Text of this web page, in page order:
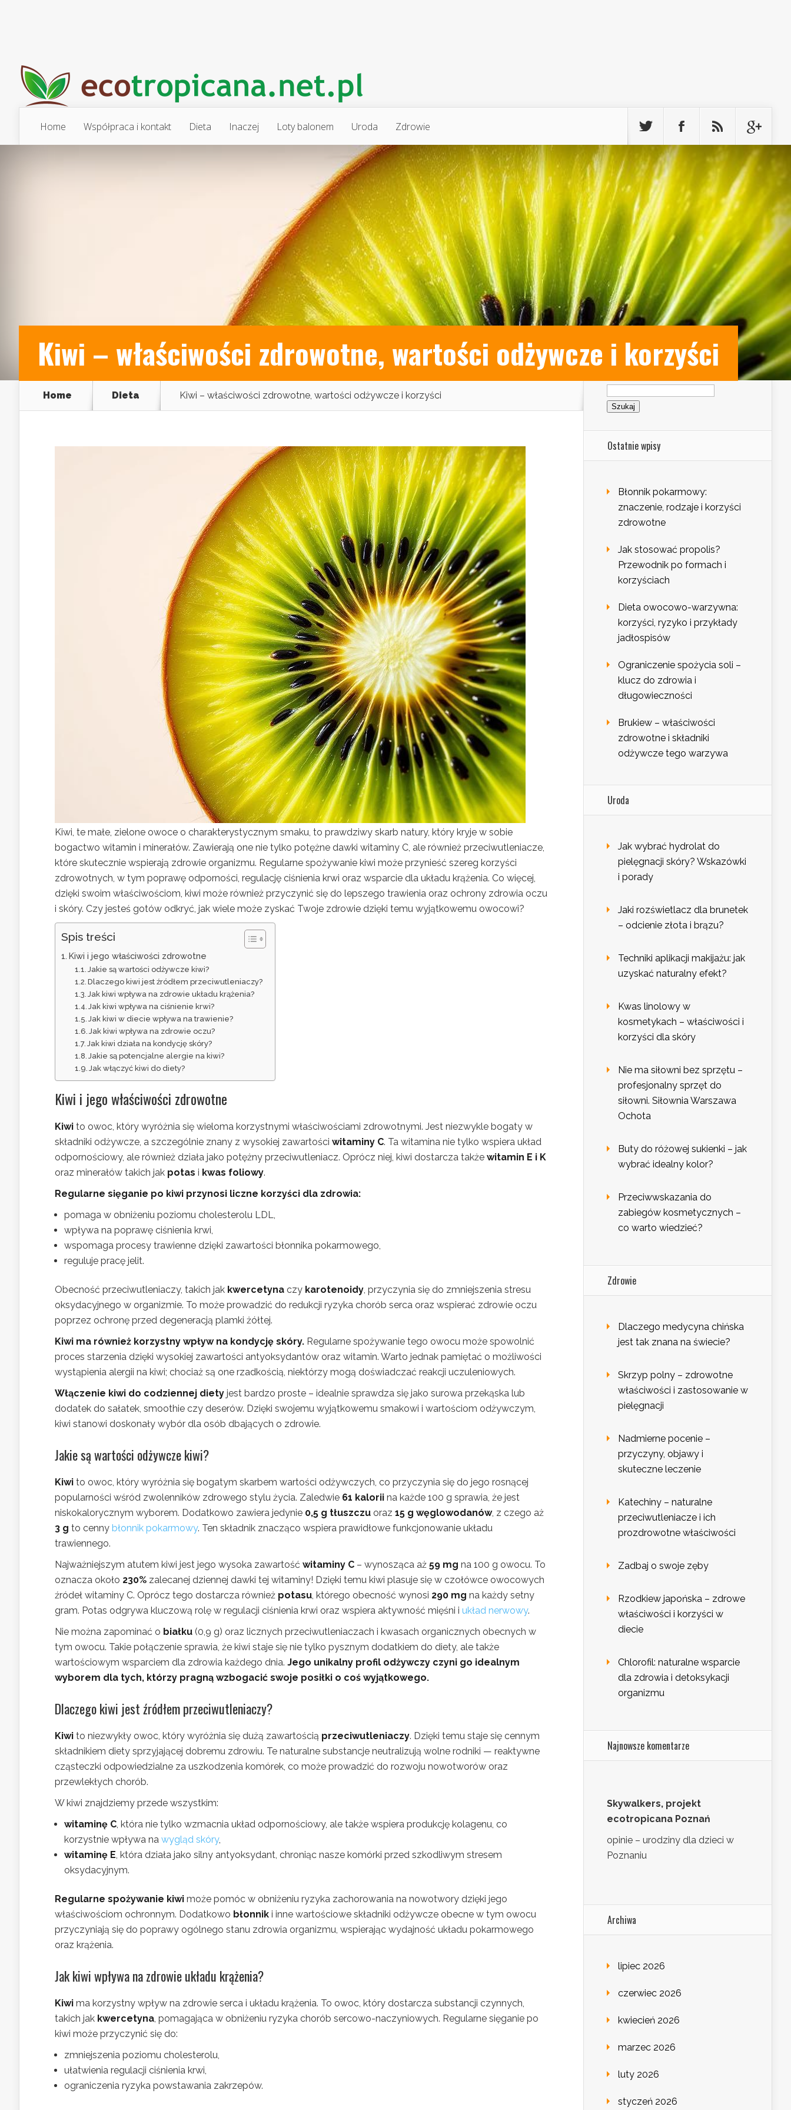
Home Współpraca i kontakt Dieta Inaczej Loty balonem Uroda Zdrowie
Kiwi – właściwości zdrowotne, wartości odżywcze i korzyści
Home Dieta Kiwi – właściwości zdrowotne, wartości odżywcze i korzyści
Kiwi, te małe, zielone owoce o charakterystycznym smaku, to prawdziwy skarb natury, który kryje w sobie
bogactwo witamin i minerałów. Zawierają one nie tylko potężne dawki witaminy C, ale również przeciwutleniacze,
które skutecznie wspierają zdrowie organizmu. Regularne spożywanie kiwi może przynieść szereg korzyści
zdrowotnych, w tym poprawę odporności, regulację ciśnienia krwi oraz wsparcie dla układu krążenia. Co więcej,
dzięki swoim właściwościom, kiwi może również przyczynić się do lepszego trawienia oraz ochrony zdrowia oczu
i skóry. Czy jesteś gotów odkryć, jak wiele może zyskać Twoje zdrowie dzięki temu wyjątkowemu owocowi?
Spis treści
Kiwi i jego właściwości zdrowotne
Jakie są wartości odżywcze kiwi?
Dlaczego kiwi jest źródłem przeciwutleniaczy?
Jak kiwi wpływa na zdrowie układu krążenia?
Jak kiwi wpływa na ciśnienie krwi?
Jak kiwi w diecie wpływa na trawienie?
Jak kiwi wpływa na zdrowie oczu?
Jak kiwi działa na kondycję skóry?
Jakie są potencjalne alergie na kiwi?
Jak włączyć kiwi do diety?
Kiwi i jego właściwości zdrowotne
Kiwi to owoc, który wyróżnia się wieloma korzystnymi właściwościami zdrowotnymi. Jest niezwykle bogaty w
składniki odżywcze, a szczególnie znany z wysokiej zawartości witaminy C. Ta witamina nie tylko wspiera układ
odpornościowy, ale również działa jako potężny przeciwutleniacz. Oprócz niej, kiwi dostarcza także witamin E i K
oraz minerałów takich jak potas i kwas foliowy.
Regularne sięganie po kiwi przynosi liczne korzyści dla zdrowia:
pomaga w obniżeniu poziomu cholesterolu LDL,
wpływa na poprawę ciśnienia krwi,
wspomaga procesy trawienne dzięki zawartości błonnika pokarmowego,
reguluje pracę jelit.
Obecność przeciwutleniaczy, takich jak kwercetyna czy karotenoidy, przyczynia się do zmniejszenia stresu
oksydacyjnego w organizmie. To może prowadzić do redukcji ryzyka chorób serca oraz wspierać zdrowie oczu
poprzez ochronę przed degeneracją plamki żółtej.
Kiwi ma również korzystny wpływ na kondycję skóry. Regularne spożywanie tego owocu może spowolnić
proces starzenia dzięki wysokiej zawartości antyoksydantów oraz witamin. Warto jednak pamiętać o możliwości
wystąpienia alergii na kiwi; chociaż są one rzadkością, niektórzy mogą doświadczać reakcji uczuleniowych.
Włączenie kiwi do codziennej diety jest bardzo proste – idealnie sprawdza się jako surowa przekąska lub
dodatek do sałatek, smoothie czy deserów. Dzięki swojemu wyjątkowemu smakowi i wartościom odżywczym,
kiwi stanowi doskonały wybór dla osób dbających o zdrowie.
Jakie są wartości odżywcze kiwi?
Kiwi to owoc, który wyróżnia się bogatym skarbem wartości odżywczych, co przyczynia się do jego rosnącej
popularności wśród zwolenników zdrowego stylu życia. Zaledwie 61 kalorii na każde 100 g sprawia, że jest
niskokalorycznym wyborem. Dodatkowo zawiera jedynie 0,5 g tłuszczu oraz 15 g węglowodanów, z czego aż
3 g to cenny błonnik pokarmowy. Ten składnik znacząco wspiera prawidłowe funkcjonowanie układu
trawiennego.
Najważniejszym atutem kiwi jest jego wysoka zawartość witaminy C – wynosząca aż 59 mg na 100 g owocu. To
oznacza około 230% zalecanej dziennej dawki tej witaminy! Dzięki temu kiwi plasuje się w czołówce owocowych
źródeł witaminy C. Oprócz tego dostarcza również potasu, którego obecność wynosi 290 mg na każdy setny
gram. Potas odgrywa kluczową rolę w regulacji ciśnienia krwi oraz wspiera aktywność mięśni i układ nerwowy.
Nie można zapominać o białku (0,9 g) oraz licznych przeciwutleniaczach i kwasach organicznych obecnych w
tym owocu. Takie połączenie sprawia, że kiwi staje się nie tylko pysznym dodatkiem do diety, ale także
wartościowym wsparciem dla zdrowia każdego dnia. Jego unikalny profil odżywczy czyni go idealnym
wyborem dla tych, którzy pragną wzbogacić swoje posiłki o coś wyjątkowego.
Dlaczego kiwi jest źródłem przeciwutleniaczy?
Kiwi to niezwykły owoc, który wyróżnia się dużą zawartością przeciwutleniaczy. Dzięki temu staje się cennym
składnikiem diety sprzyjającej dobremu zdrowiu. Te naturalne substancje neutralizują wolne rodniki — reaktywne
cząsteczki odpowiedzialne za uszkodzenia komórek, co może prowadzić do rozwoju nowotworów oraz
przewlekłych chorób.
W kiwi znajdziemy przede wszystkim:
witaminę C, która nie tylko wzmacnia układ odpornościowy, ale także wspiera produkcję kolagenu, co
korzystnie wpływa na wygląd skóry,
witaminę E, która działa jako silny antyoksydant, chroniąc nasze komórki przed szkodliwym stresem
oksydacyjnym.
Regularne spożywanie kiwi może pomóc w obniżeniu ryzyka zachorowania na nowotwory dzięki jego
właściwościom ochronnym. Dodatkowo błonnik i inne wartościowe składniki odżywcze obecne w tym owocu
przyczyniają się do poprawy ogólnego stanu zdrowia organizmu, wspierając wydajność układu pokarmowego
oraz krążenia.
Jak kiwi wpływa na zdrowie układu krążenia?
Kiwi ma korzystny wpływ na zdrowie serca i układu krążenia. To owoc, który dostarcza substancji czynnych,
takich jak kwercetyna, pomagająca w obniżeniu ryzyka chorób sercowo-naczyniowych. Regularne sięganie po
kiwi może przyczynić się do:
zmniejszenia poziomu cholesterolu,
ułatwienia regulacji ciśnienia krwi,
ograniczenia ryzyka powstawania zakrzepów.
Szukaj:
Ostatnie wpisy
Błonnik pokarmowy:
znaczenie, rodzaje i korzyści
zdrowotne
Jak stosować propolis?
Przewodnik po formach i
korzyściach
Dieta owocowo-warzywna:
korzyści, ryzyko i przykłady
jadłospisów
Ograniczenie spożycia soli –
klucz do zdrowia i
długowieczności
Brukiew – właściwości
zdrowotne i składniki
odżywcze tego warzywa
Uroda
Jak wybrać hydrolat do
pielęgnacji skóry? Wskazówki
i porady
Jaki rozświetlacz dla brunetek
– odcienie złota i brązu?
Techniki aplikacji makijażu: jak
uzyskać naturalny efekt?
Kwas linolowy w
kosmetykach – właściwości i
korzyści dla skóry
Nie ma siłowni bez sprzętu –
profesjonalny sprzęt do
siłowni. Siłownia Warszawa
Ochota
Buty do różowej sukienki – jak
wybrać idealny kolor?
Przeciwwskazania do
zabiegów kosmetycznych –
co warto wiedzieć?
Zdrowie
Dlaczego medycyna chińska
jest tak znana na świecie?
Skrzyp polny – zdrowotne
właściwości i zastosowanie w
pielęgnacji
Nadmierne pocenie –
przyczyny, objawy i
skuteczne leczenie
Katechiny – naturalne
przeciwutleniacze i ich
prozdrowotne właściwości
Zadbaj o swoje zęby
Rzodkiew japońska – zdrowe
właściwości i korzyści w
diecie
Chlorofil: naturalne wsparcie
dla zdrowia i detoksykacji
organizmu
Najnowsze komentarze
Skywalkers, projekt
ecotropicana Poznań
opinie – urodziny dla dzieci w
Poznaniu
Archiwa
lipiec 2026
czerwiec 2026
kwiecień 2026
marzec 2026
luty 2026
styczeń 2026